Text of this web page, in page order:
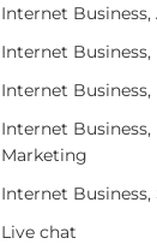
Internet
Internet
Internet
Internet
Marketing
Internet Business,
Live chat